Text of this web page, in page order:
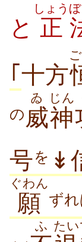
と 正
しょう ぼ
｢ 十方
の威
ゐ
神
じん
号を ↡
願
ぐわん
ず
ふ た